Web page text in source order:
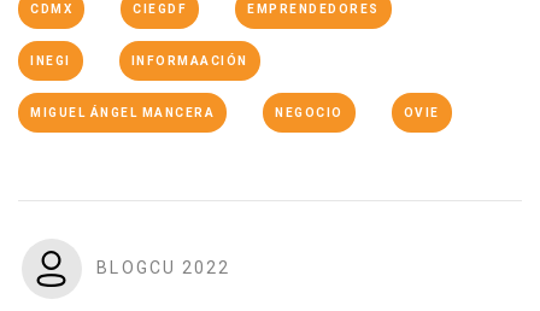
CDMX CIEGDF EMPRENDEDORES
INEGI INFORMAACIÓN
MIGUEL ÁNGEL MANCERA NEGOCIO OVIE
BLOGCU 2022